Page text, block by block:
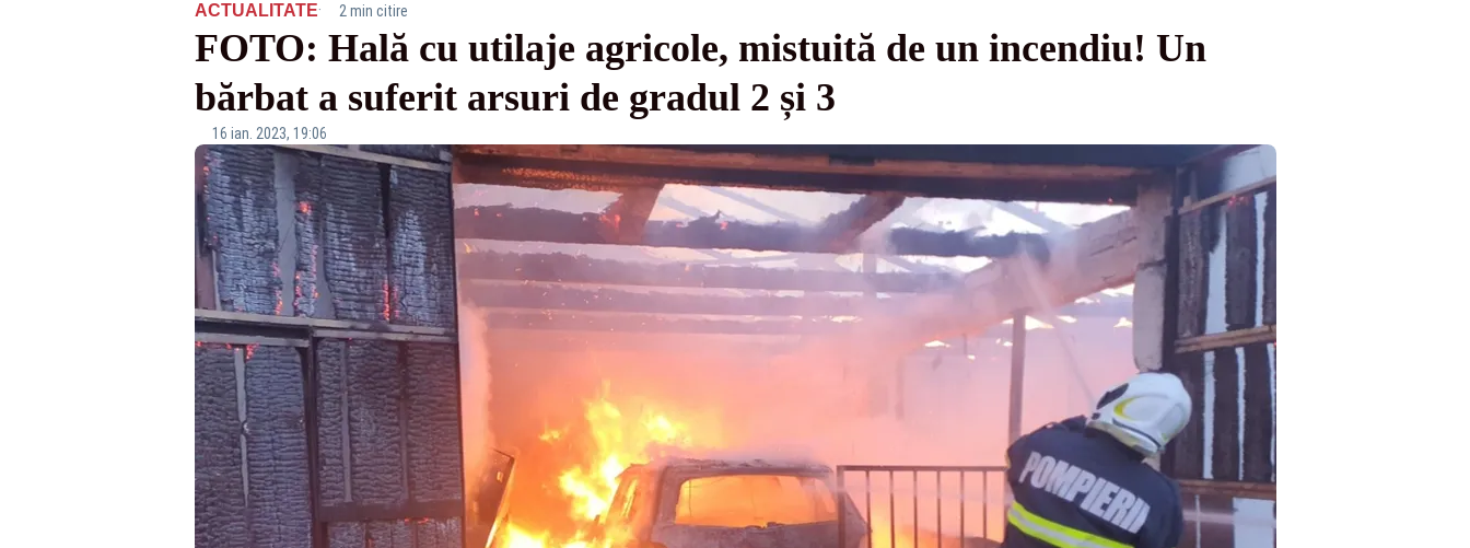
ACTUALITATE· 2 min citire
FOTO: Hală cu utilaje agricole, mistuită de un incendiu! Un
bărbat a suferit arsuri de gradul 2 și 3
16 ian. 2023, 19:06